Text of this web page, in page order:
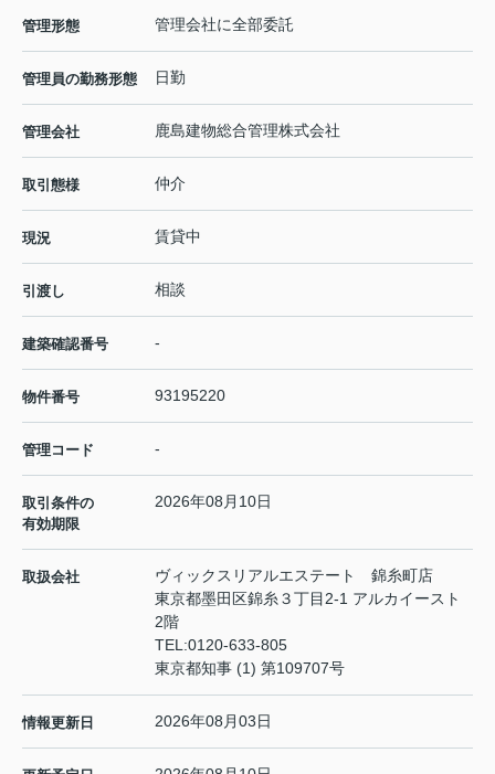
管理形態 管理会社に全部委託
管理員の勤務形態 日勤
管理会社 鹿島建物総合管理株式会社
取引態様 仲介
現況 賃貸中
引渡し 相談
建築確認番号 -
物件番号 93195220
管理コード -
取引条件の
有効期限
2026年08月10日
取扱会社
ヴィックスリアルエステート 錦糸町店
東京都墨田区錦糸３丁目2-1 アルカイースト
2階
TEL:0120-633-805
東京都知事 (1) 第109707号
情報更新日 2026年08月03日